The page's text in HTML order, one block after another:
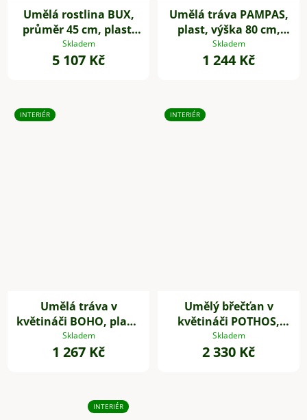
Umělá rostlina BUX,
průměr 45 cm, plast,
zelená
Skladem
5 107 Kč
Umělá tráva PAMPAS,
plast, výška 80 cm,
zelená
Skladem
1 244 Kč
INTERIÉR
Umělá tráva v
květináči BOHO, plast,
výška 54 cm, béžová
Skladem
1 267 Kč
INTERIÉR
Umělý břečťan v
květináči POTHOS,
výška 85 cm, plast,
zelený
Skladem
2 330 Kč
INTERIÉR